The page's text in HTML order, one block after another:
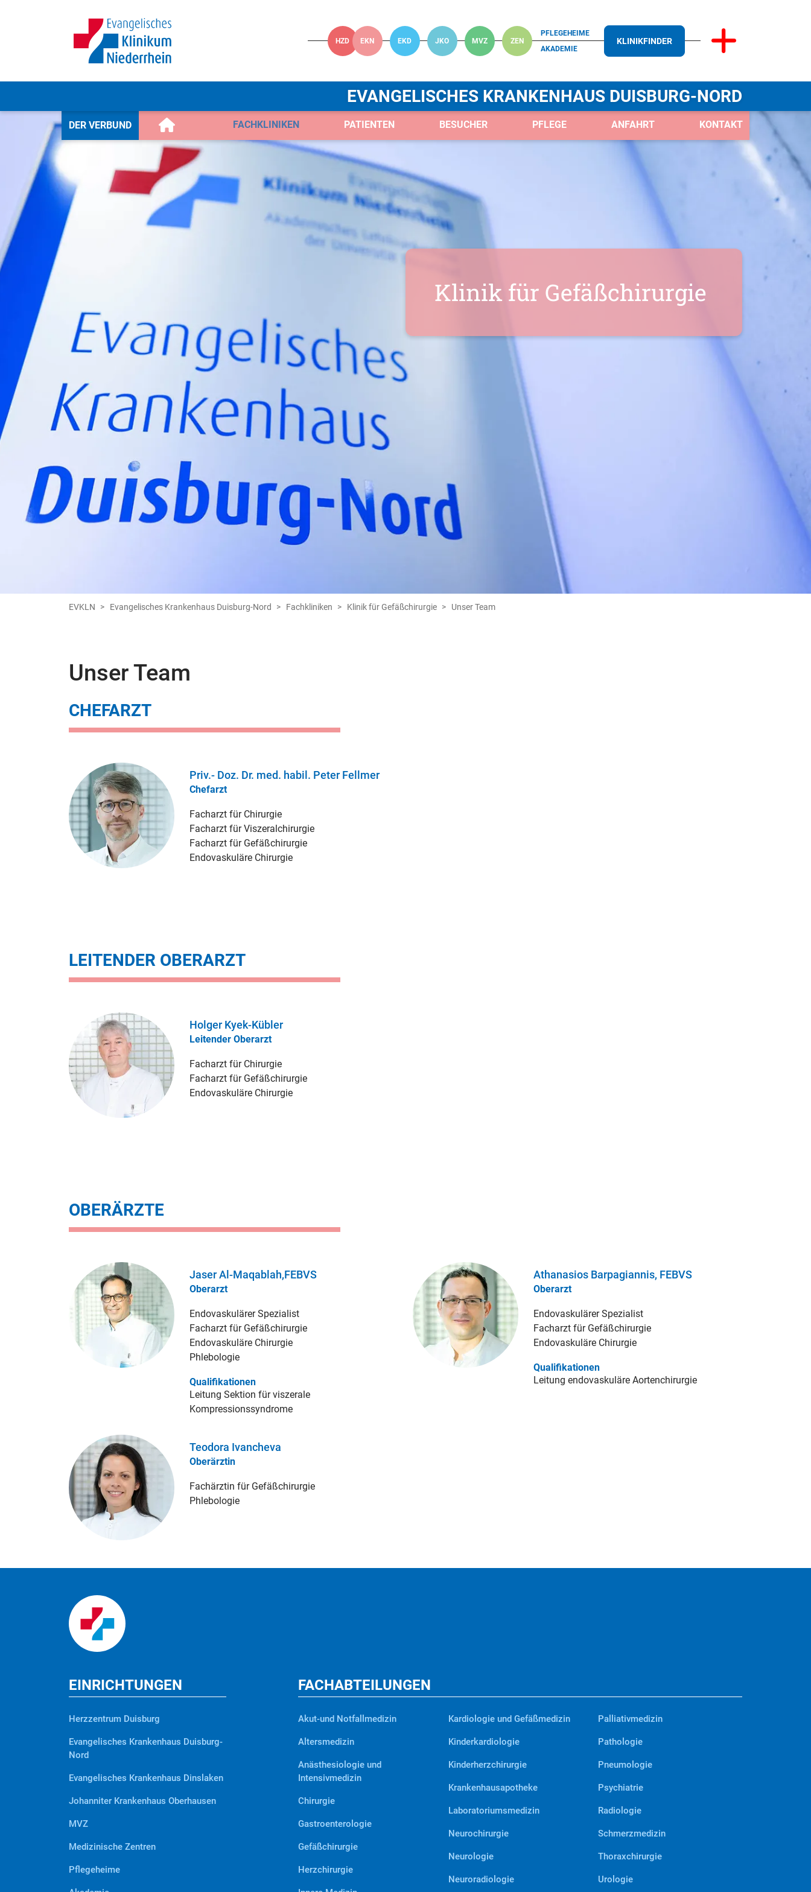
HZD EKN EKD JKO MVZ ZEN
PFLEGEHEIME
AKADEMIE
KLINIKFINDER
EVANGELISCHES KRANKENHAUS DUISBURG-NORD
DER VERBUND FACHKLINIKEN PATIENTEN BESUCHER PFLEGE ANFAHRT KONTAKT
Klinik für Gefäßchirurgie
EVKLN Evangelisches Krankenhaus Duisburg-Nord Fachkliniken Klinik für Gefäßchirurgie Unser Team
Unser Team
CHEFARZT
Priv.- Doz. Dr. med. habil. Peter Fellmer
Chefarzt
Facharzt für Chirurgie
Facharzt für Viszeralchirurgie
Facharzt für Gefäßchirurgie
Endovaskuläre Chirurgie
LEITENDER OBERARZT
Holger Kyek-Kübler
Leitender Oberarzt
Facharzt für Chirurgie
Facharzt für Gefäßchirurgie
Endovaskuläre Chirurgie
OBERÄRZTE
Jaser Al-Maqablah,FEBVS
Oberarzt
Endovaskulärer Spezialist
Facharzt für Gefäßchirurgie
Endovaskuläre Chirurgie
Phlebologie
Qualifikationen
Leitung Sektion für viszerale
Kompressionssyndrome
Athanasios Barpagiannis, FEBVS
Oberarzt
Endovaskulärer Spezialist
Facharzt für Gefäßchirurgie
Endovaskuläre Chirurgie
Qualifikationen
Leitung endovaskuläre Aortenchirurgie
Teodora Ivancheva
Oberärztin
Fachärztin für Gefäßchirurgie
Phlebologie
EINRICHTUNGEN
Herzzentrum Duisburg
Evangelisches Krankenhaus Duisburg-
Nord
Evangelisches Krankenhaus Dinslaken
Johanniter Krankenhaus Oberhausen
MVZ
Medizinische Zentren
Pflegeheime
FACHABTEILUNGEN
Akut-und Notfallmedizin
Altersmedizin
Anästhesiologie und
Intensivmedizin
Chirurgie
Gastroenterologie
Gefäßchirurgie
Herzchirurgie
Kardiologie und Gefäßmedizin
Kinderkardiologie
Kinderherzchirurgie
Krankenhausapotheke
Laboratoriumsmedizin
Neurochirurgie
Neurologie
Neuroradiologie
Palliativmedizin
Pathologie
Pneumologie
Psychiatrie
Radiologie
Schmerzmedizin
Thoraxchirurgie
Urologie